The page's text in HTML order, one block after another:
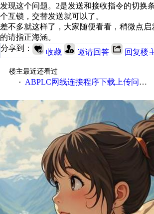
发现这个问题。2是发送和接收指令的切换
个互锁，交替发送就可以了。
差不多就这样了，大家随便看看，稍微点
的请指正海涵。
分享到：
收藏 邀请回答 回复楼
楼主最近还看过
·
ABPLC网线连接程序下载上传问题，求大神指点